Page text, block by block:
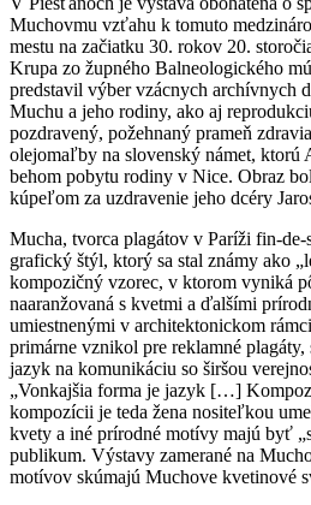
Muchovmu vzťahu k tomuto
mestu na začiatku 30. rokov 20.
Krupa zo župného Balneologického
predstavil výber vzácnych archívnych
Muchu a jeho rodiny, ako aj
pozdravený, požehnaný prameň
olejomaľby na slovenský námet,
behom pobytu rodiny v Nice. Obraz
kúpeľom za uzdravenie jeho dcéry
Mucha, tvorca plagátov v Paríži fin-
grafický štýl, ktorý sa stal známy ako
kompozičný vzorec, v ktorom vyniká
naaranžovaná s kvetmi a ďalšími
umiestnenými v architektonickom
primárne vznikol pre reklamné
jazyk na komunikáciu so širšou
„Vonkajšia forma je jazyk […]
kompozícii je teda žena nositeľkou
kvety a iné prírodné motívy majú byť
publikum. Výstavy zamerané na
motívov skúmajú Muchove kvetinové